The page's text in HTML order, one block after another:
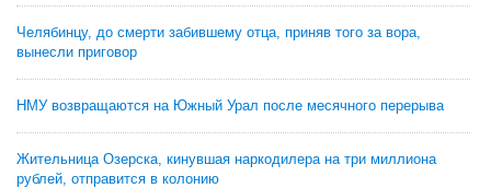
Челябинцу, до смерти забившему отца, приняв того за вора,
вынесли приговор
НМУ возвращаются на Южный Урал после месячного перерыва
Жительница Озерска, кинувшая наркодилера на три миллиона
рублей, отправится в колонию